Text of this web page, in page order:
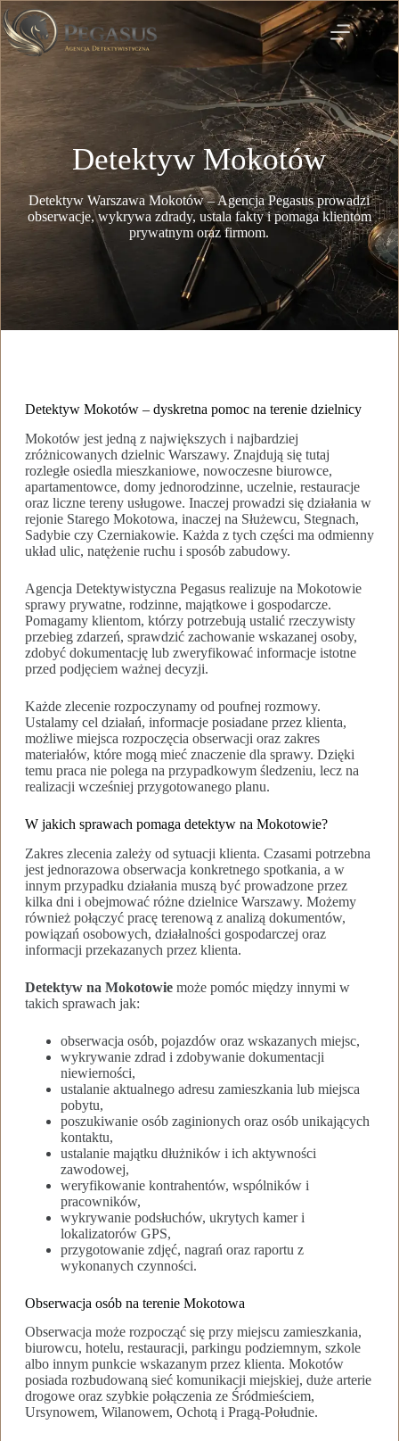
Detektyw Mokotów
Detektyw Warszawa Mokotów – Agencja Pegasus prowadzi
obserwacje, wykrywa zdrady, ustala fakty i pomaga klientom
prywatnym oraz firmom.
Detektyw Mokotów – dyskretna pomoc na terenie dzielnicy
Mokotów jest jedną z największych i najbardziej
zróżnicowanych dzielnic Warszawy. Znajdują się tutaj
rozległe osiedla mieszkaniowe, nowoczesne biurowce,
apartamentowce, domy jednorodzinne, uczelnie, restauracje
oraz liczne tereny usługowe. Inaczej prowadzi się działania w
rejonie Starego Mokotowa, inaczej na Służewcu, Stegnach,
Sadybie czy Czerniakowie. Każda z tych części ma odmienny
układ ulic, natężenie ruchu i sposób zabudowy.
Agencja Detektywistyczna Pegasus realizuje na Mokotowie
sprawy prywatne, rodzinne, majątkowe i gospodarcze.
Pomagamy klientom, którzy potrzebują ustalić rzeczywisty
przebieg zdarzeń, sprawdzić zachowanie wskazanej osoby,
zdobyć dokumentację lub zweryfikować informacje istotne
przed podjęciem ważnej decyzji.
Każde zlecenie rozpoczynamy od poufnej rozmowy.
Ustalamy cel działań, informacje posiadane przez klienta,
możliwe miejsca rozpoczęcia obserwacji oraz zakres
materiałów, które mogą mieć znaczenie dla sprawy. Dzięki
temu praca nie polega na przypadkowym śledzeniu, lecz na
realizacji wcześniej przygotowanego planu.
W jakich sprawach pomaga detektyw na Mokotowie?
Zakres zlecenia zależy od sytuacji klienta. Czasami potrzebna
jest jednorazowa obserwacja konkretnego spotkania, a w
innym przypadku działania muszą być prowadzone przez
kilka dni i obejmować różne dzielnice Warszawy. Możemy
również połączyć pracę terenową z analizą dokumentów,
powiązań osobowych, działalności gospodarczej oraz
informacji przekazanych przez klienta.
Detektyw na Mokotowiemoże pomóc między innymi w
takich sprawach jak:
obserwacja osób, pojazdów oraz wskazanych miejsc,
wykrywanie zdrad i zdobywanie dokumentacji
niewierności,
ustalanie aktualnego adresu zamieszkania lub miejsca
pobytu,
poszukiwanie osób zaginionych oraz osób unikających
kontaktu,
ustalanie majątku dłużników i ich aktywności
zawodowej,
weryfikowanie kontrahentów, wspólników i
pracowników,
wykrywanie podsłuchów, ukrytych kamer i
lokalizatorów GPS,
przygotowanie zdjęć, nagrań oraz raportu z
wykonanych czynności.
Obserwacja osób na terenie Mokotowa
Obserwacja może rozpocząć się przy miejscu zamieszkania,
biurowcu, hotelu, restauracji, parkingu podziemnym, szkole
albo innym punkcie wskazanym przez klienta. Mokotów
posiada rozbudowaną sieć komunikacji miejskiej, duże arterie
drogowe oraz szybkie połączenia ze Śródmieściem,
Ursynowem, Wilanowem, Ochotą i Pragą-Południe.